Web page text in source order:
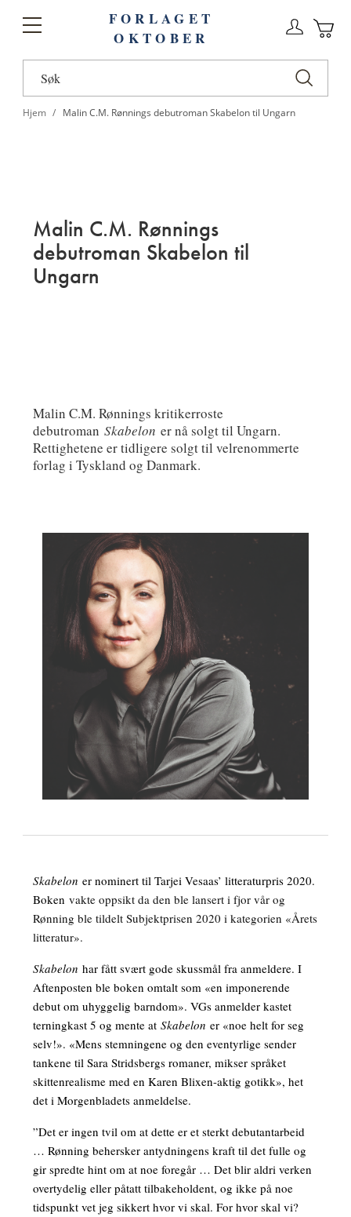
Toggle
FORLAGET
OKTOBER
Hjem Malin C.M. Rønnings debutroman Skabelon til Ungarn
Malin C.M. Rønnings
debutroman Skabelon til
Ungarn
Malin C.M. Rønnings kritikerroste
debutroman Skabelon er nå solgt til Ungarn.
Rettighetene er tidligere solgt til velrenommerte
forlag i Tyskland og Danmark.
Skabelon er nominert til Tarjei Vesaas’ litteraturpris 2020.
Boken vakte oppsikt da den ble lansert i fjor vår og
Rønning ble tildelt Subjektprisen 2020 i kategorien «Årets
litteratur».
Skabelon har fått svært gode skussmål fra anmeldere. I
Aftenposten ble boken omtalt som «en imponerende
debut om uhyggelig barndom». VGs anmelder kastet
terningkast 5 og mente at Skabelon er «noe helt for seg
selv!». «Mens stemningene og den eventyrlige sender
tankene til Sara Stridsbergs romaner, mikser språket
skittenrealisme med en Karen Blixen-aktig gotikk», het
det i Morgenbladets anmeldelse.
”Det er ingen tvil om at dette er et sterkt debutantarbeid
… Rønning behersker antydningens kraft til det fulle og
gir spredte hint om at noe foregår … Det blir aldri verken
overtydelig eller påtatt tilbakeholdent, og ikke på noe
tidspunkt vet jeg sikkert hvor vi skal. For hvor skal vi?